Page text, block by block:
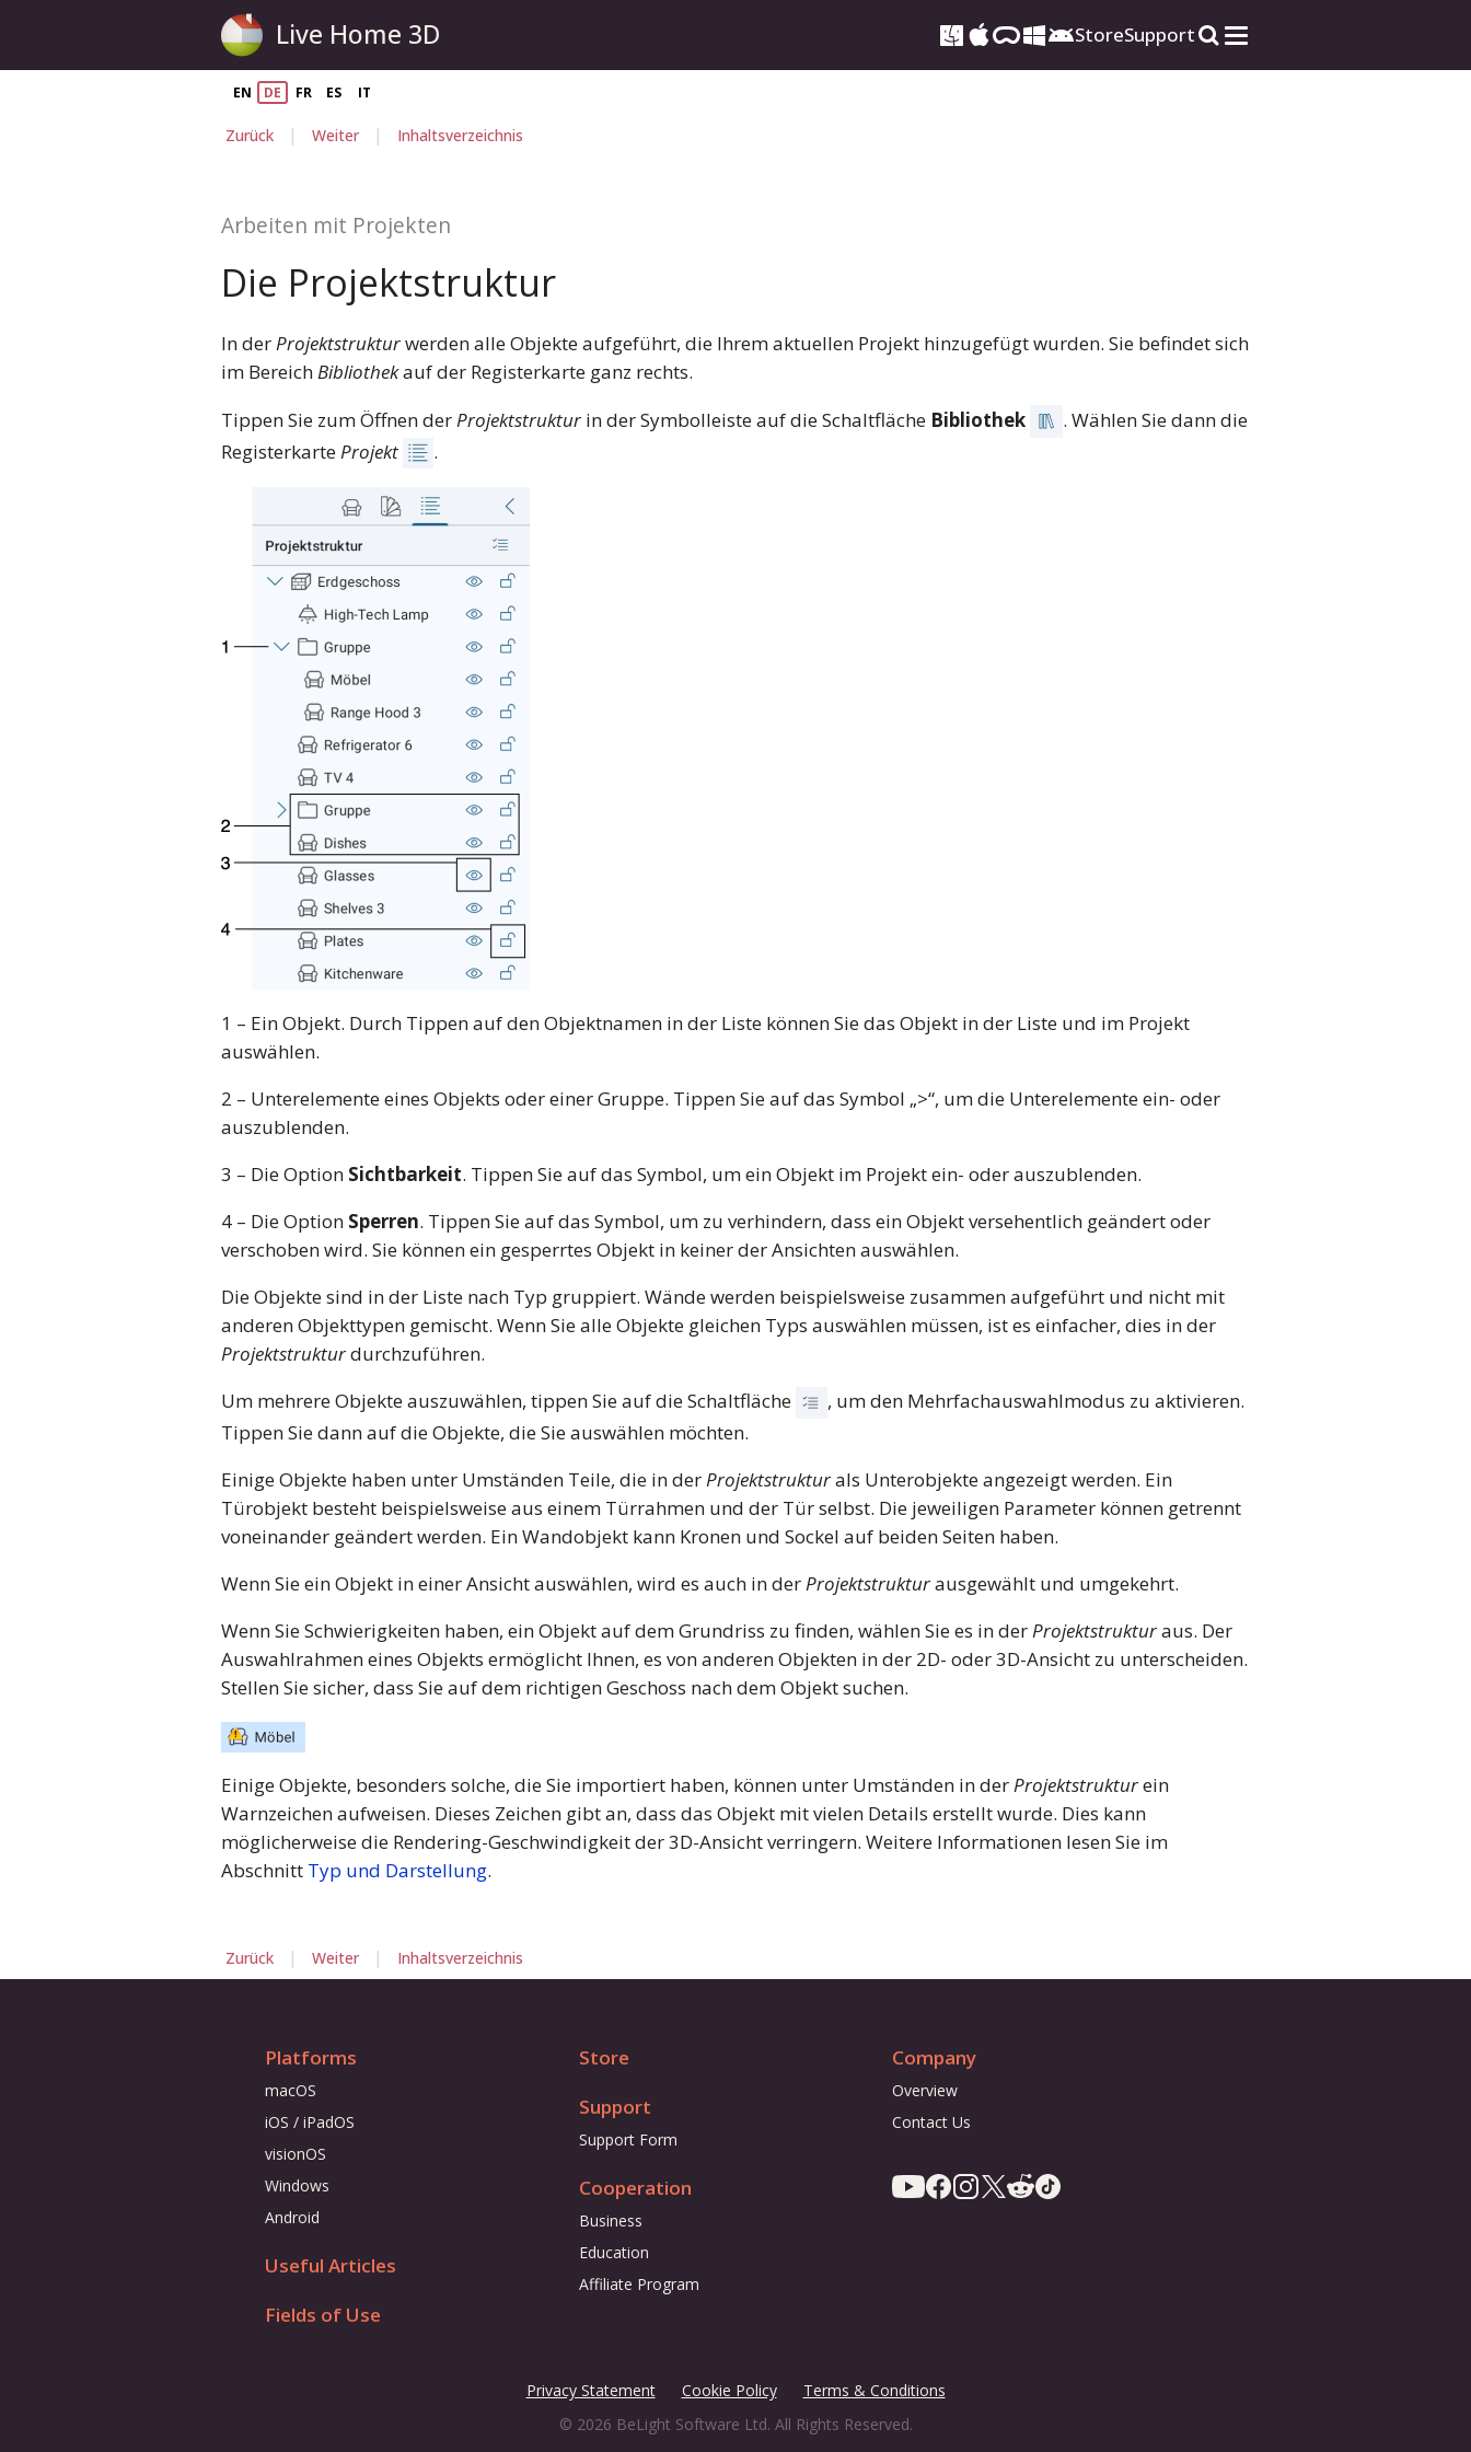
Live Home 3D StoreSupport
EN DE FR ES IT
Zurück | Weiter | Inhaltsverzeichnis
Arbeiten mit Projekten
Die Projektstruktur
In derProjektstrukturwerden alle Objekte aufgeführt, die Ihrem aktuellen Projekt hinzugefügt wurden. Sie befindet sich
im BereichBibliothekauf der Registerkarte ganz rechts.
Tippen Sie zum Öffnen der Projektstrukturin der Symbolleiste auf die Schaltfläche Bibliothek
. Wählen Sie dann die
RegisterkarteProjekt .
1 – Ein Objekt. Durch Tippen auf den Objektnamen in der Liste können Sie das Objekt in der Liste und im Projekt
auswählen.
2 – Unterelemente eines Objekts oder einer Gruppe. Tippen Sie auf das Symbol „>“, um die Unterelemente ein- oder
auszublenden.
3 – Die Option Sichtbarkeit. Tippen Sie auf das Symbol, um ein Objekt im Projekt ein- oder auszublenden.
4 – Die Option Sperren. Tippen Sie auf das Symbol, um zu verhindern, dass ein Objekt versehentlich geändert oder
verschoben wird. Sie können ein gesperrtes Objekt in keiner der Ansichten auswählen.
Die Objekte sind in der Liste nach Typ gruppiert. Wände werden beispielsweise zusammen aufgeführt und nicht mit
anderen Objekttypen gemischt. Wenn Sie alle Objekte gleichen Typs auswählen müssen, ist es einfacher, dies in der
Projektstrukturdurchzuführen.
Um mehrere Objekte auszuwählen, tippen Sie auf die Schaltfläche
, um den Mehrfachauswahlmodus zu aktivieren.
Tippen Sie dann auf die Objekte, die Sie auswählen möchten.
Einige Objekte haben unter Umständen Teile, die in derProjektstrukturals Unterobjekte angezeigt werden. Ein
Türobjekt besteht beispielsweise aus einem Türrahmen und der Tür selbst. Die jeweiligen Parameter können getrennt
voneinander geändert werden. Ein Wandobjekt kann Kronen und Sockel auf beiden Seiten haben.
Wenn Sie ein Objekt in einer Ansicht auswählen, wird es auch in derProjektstrukturausgewählt und umgekehrt.
Wenn Sie Schwierigkeiten haben, ein Objekt auf dem Grundriss zu finden, wählen Sie es in derProjektstrukturaus. Der
Auswahlrahmen eines Objekts ermöglicht Ihnen, es von anderen Objekten in der 2D- oder 3D-Ansicht zu unterscheiden.
Stellen Sie sicher, dass Sie auf dem richtigen Geschoss nach dem Objekt suchen.
Einige Objekte, besonders solche, die Sie importiert haben, können unter Umständen in derProjektstrukturein
Warnzeichen aufweisen. Dieses Zeichen gibt an, dass das Objekt mit vielen Details erstellt wurde. Dies kann
möglicherweise die Rendering-Geschwindigkeit der 3D-Ansicht verringern. Weitere Informationen lesen Sie im
Abschnitt Typ und Darstellung.
Zurück | Weiter | Inhaltsverzeichnis
Platforms
macOS
iOS / iPadOS
visionOS
Windows
Android
Useful Articles
Fields of Use
Store
Support
Support Form
Cooperation
Business
Education
Affiliate Program
Company
Overview
Contact Us
Privacy Statement Cookie Policy
Terms & Conditions
© 2026 BeLight Software Ltd. All Rights Reserved.